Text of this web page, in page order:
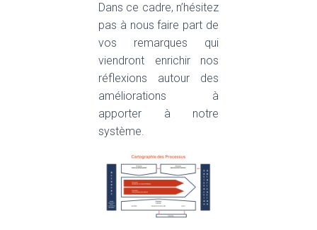
Dans ce cadre, n’hésitez
pas à nous faire part de
vos remarques qui
viendront enrichir nos
réflexions autour des
améliorations à
apporter à notre
système.